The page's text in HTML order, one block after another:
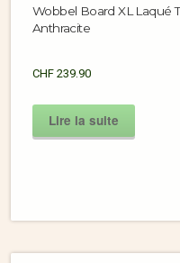
Wobbel Board XL Laqué
Anthracite
CHF 239.90
Lire la suite